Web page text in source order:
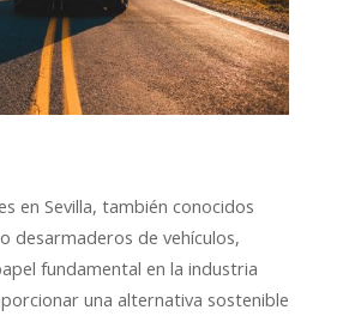
en Sevilla, también conocidos
desarmaderos de vehículos,
fundamental en la industria
una alternativa sostenible